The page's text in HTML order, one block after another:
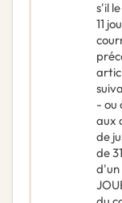
s'il
11
- ou
aux
de
de
d'un